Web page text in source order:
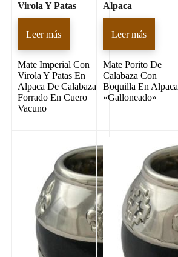
Virola Y Patas
Leer más
Mate Imperial Con
Virola Y Patas En
Alpaca De Calabaza
Forrado En Cuero
Vacuno
Alpaca
Leer más
Mate Porito De
Calabaza Con
Boquilla En Alpaca
«Galloneado»